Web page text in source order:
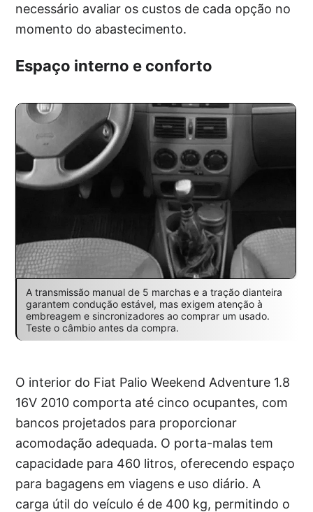
necessário avaliar os custos de cada opção no
momento do abastecimento.
Espaço interno e conforto
A transmissão manual de 5 marchas e a tração dianteira
garantem condução estável, mas exigem atenção à
embreagem e sincronizadores ao comprar um usado.
Teste o câmbio antes da compra.
O interior do Fiat Palio Weekend Adventure 1.8
16V 2010 comporta até cinco ocupantes, com
bancos projetados para proporcionar
acomodação adequada. O porta-malas tem
capacidade para 460 litros, oferecendo espaço
para bagagens em viagens e uso diário. A
carga útil do veículo é de 400 kg, permitindo o